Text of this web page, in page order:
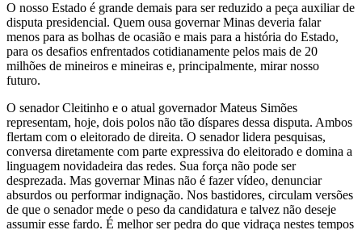
O nosso Estado é grande demais para ser reduzido a peça auxiliar de
disputa presidencial. Quem ousa governar Minas deveria falar
menos para as bolhas de ocasião e mais para a história do Estado,
para os desafios enfrentados cotidianamente pelos mais de 20
milhões de mineiros e mineiras e, principalmente, mirar nosso
futuro.
O senador Cleitinho e o atual governador Mateus Simões
representam, hoje, dois polos não tão díspares dessa disputa. Ambos
flertam com o eleitorado de direita. O senador lidera pesquisas,
conversa diretamente com parte expressiva do eleitorado e domina a
linguagem novidadeira das redes. Sua força não pode ser
desprezada. Mas governar Minas não é fazer vídeo, denunciar
absurdos ou performar indignação. Nos bastidores, circulam versões
de que o senador mede o peso da candidatura e talvez não deseje
assumir esse fardo. É melhor ser pedra do que vidraça nestes tempos